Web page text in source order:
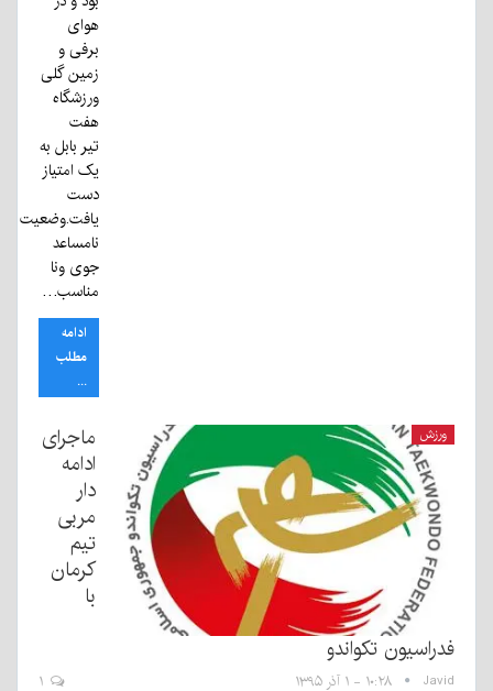
هوای
برفی و
زمین گلی
ورزشگاه
هفت
تیر بابل به
یک امتیاز
دست
یافت.وضعیت
نامساعد
جوی ونا
مناسب…
ادامه
مطلب
...
ورزش
ماجرای
ادامه
دار
مربی
تیم
کرمان
با
فدراسیون تکواندو
Javid ۱۰:۲۸ - ۱ آذر ۱۳۹۵